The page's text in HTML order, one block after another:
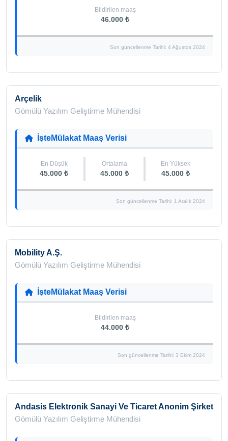
Bildirilen maaş
46.000 ₺
Son güncellenme Tarihi: 4 Ağustos 2024
Arçelik
Gömülü Yazılım Geliştirme Mühendisi
İşteMülakat Maaş Verisi
En Düşük
45.000 ₺
Ortalama
45.000 ₺
En Yüksek
45.000 ₺
Son güncellenme Tarihi: 1 Aralık 2024
Mobility A.Ş.
Gömülü Yazılım Geliştirme Mühendisi
İşteMülakat Maaş Verisi
Bildirilen maaş
44.000 ₺
Son güncellenme Tarihi: 3 Ekim 2024
Andasis Elektronik Sanayi Ve Ticaret Anonim Şirket
Gömülü Yazılım Geliştirme Mühendisi